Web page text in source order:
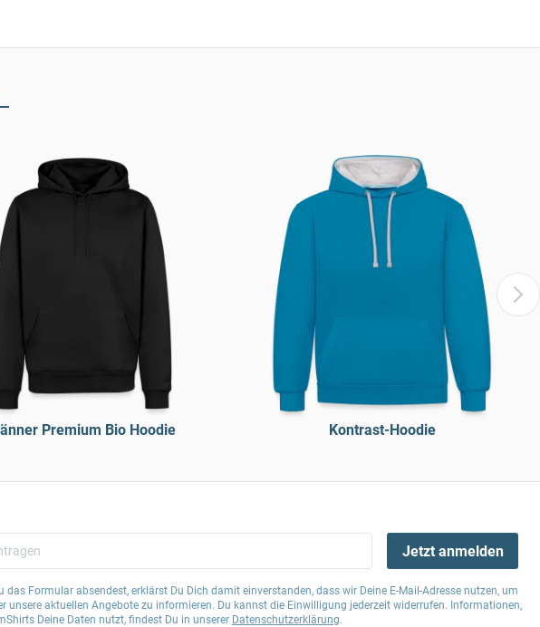
Premium Bio Hoodie Kontrast-Hoodie
Jetzt anmelden
das Formular absendest, erklärst Du Dich damit einverstanden, dass wir Deine E-Mail-Adresse nutzen, um
unsere aktuellen Angebote zu informieren. Du kannst die Einwilligung jederzeit widerrufen. Informationen,
Deine Daten nutzt, findest Du in unserer Datenschutzerklärung.